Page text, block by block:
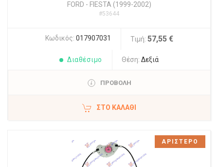
FORD - FIESTA (1999-2002)
#53644
Κωδικός: 017907031 Τιμή: 57,55 €
Διαθέσιμο Θέση: Δεξιά
ΠΡΟΒΟΛΗ
ΣΤΟ ΚΑΛΆΘΙ
ΑΡΙΣΤΕΡΟ